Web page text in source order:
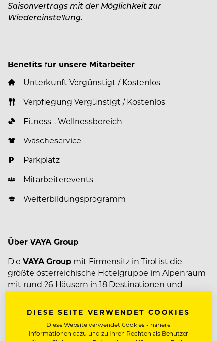
Saisonvertrags mit der Möglichkeit zur
Wiedereinstellung.
Benefits für unsere Mitarbeiter
Unterkunft Vergünstigt / Kostenlos
Verpflegung Vergünstigt / Kostenlos
Fitness-, Wellnessbereich
Wäscheservice
Parkplatz
Mitarbeiterevents
Weiterbildungsprogramm
Über VAYA Group
Die VAYA Group mit Firmensitz in Tirol ist die
größte österreichische Hotelgruppe im Alpenraum
mit rund 26 Häusern in 18 Destinationen und
Winter- und Sommersportregionen in Tirol und
Mehr zum Unternehmen VAYA Group
DIESE SEITE VERWENDET COOKIES
Diese Website verwendet Cookies - nähere
Informationen dazu und zu Ihren Rechten als Benutzer